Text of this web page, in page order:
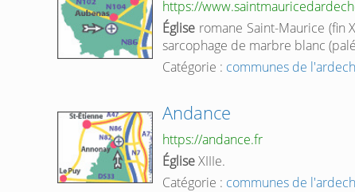
https://
Église romane Saint-Maurice (fin
sarcophage de marbre blanc
Catégorie : communes de
Andance
https://andance.fr
ÉgliseXIIIe.
Catégorie : communes de